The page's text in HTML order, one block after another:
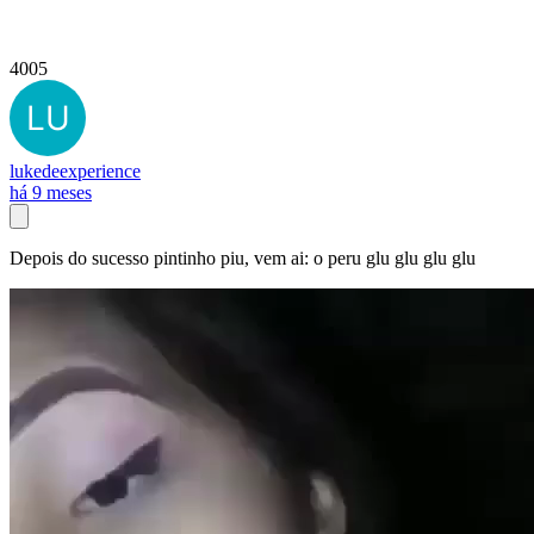
4005
lukedeexperience
há 9 meses
Depois do sucesso pintinho piu, vem ai: o peru glu glu glu glu